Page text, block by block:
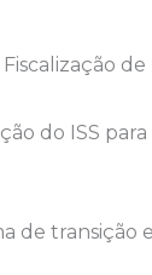
do ISS
de transição